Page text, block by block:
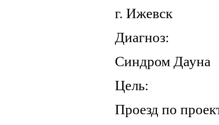
г. Ижевск
Диагноз:
Синдром Дауна
Цель:
Проезд по